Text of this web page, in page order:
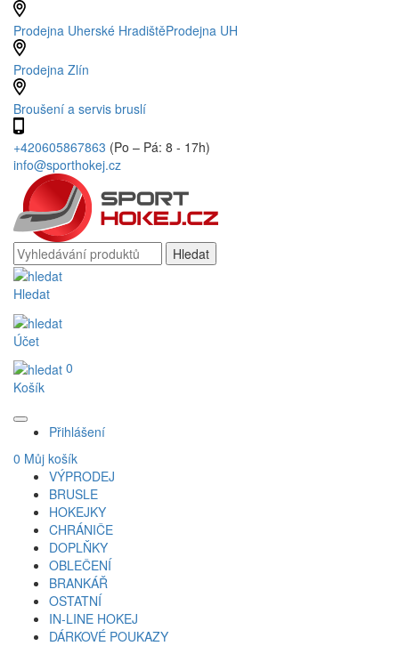
Prodejna Uherské HradištěProdejna UH
Prodejna Zlín
Broušení a servis bruslí
+420605867863 (Po – Pá: 8 - 17h)
info@sporthokej.cz
Hledat
Účet
0
Košík
Přihlášení
0 Můj košík
VÝPRODEJ
BRUSLE
HOKEJKY
CHRÁNIČE
DOPLŇKY
OBLEČENÍ
BRANKÁŘ
OSTATNÍ
IN-LINE HOKEJ
DÁRKOVÉ POUKAZY